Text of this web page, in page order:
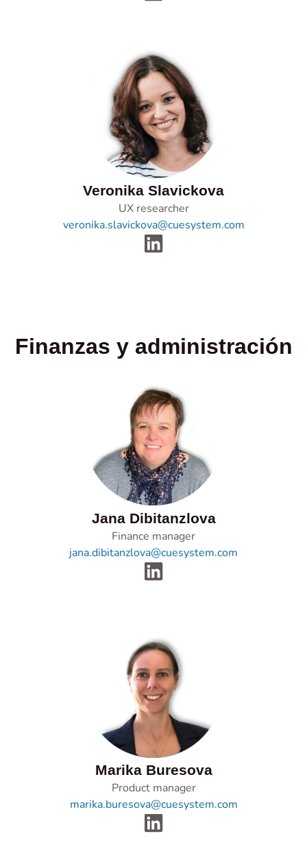
Veronika Slavickova
UX researcher
veronika.slavickova@cuesystem.com
Finanzas y administración
Jana Dibitanzlova
Finance manager
jana.dibitanzlova@cuesystem.com
Marika Buresova
Product manager
marika.buresova@cuesystem.com